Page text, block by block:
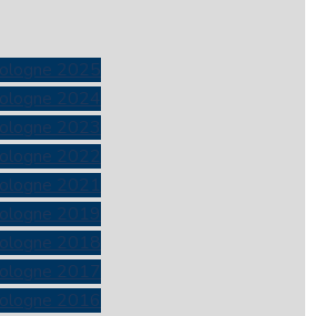
2025
2024
2023
2022
2021
2019
2018
2017
2016